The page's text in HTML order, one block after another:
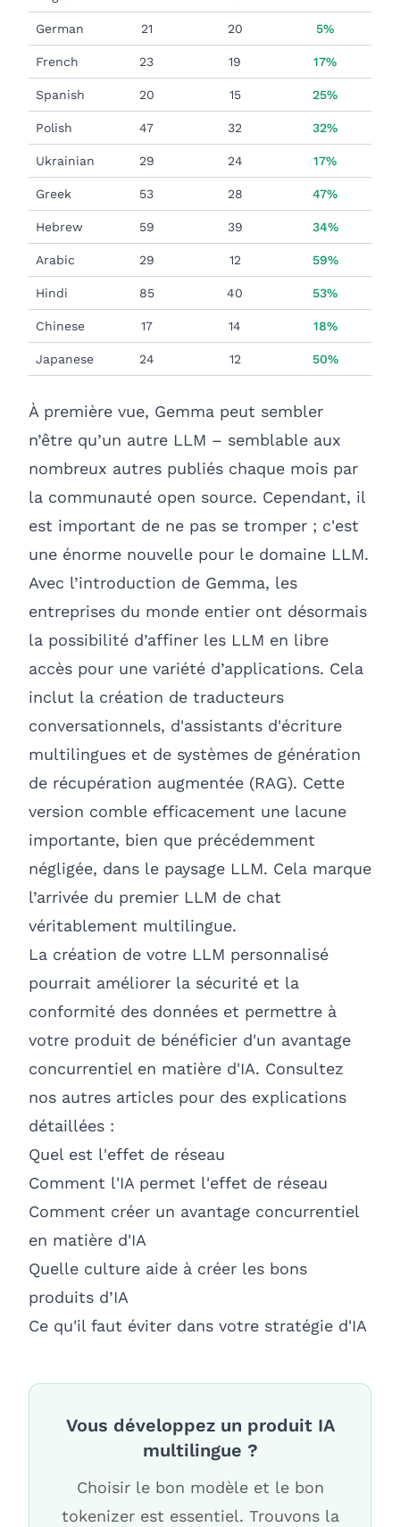
German 21 20 5%
French 23 19 17%
Spanish 20 15 25%
Polish 47 32 32%
Ukrainian 29 24 17%
Greek 53 28 47%
Hebrew 59 39 34%
Arabic 29 12 59%
Hindi 85 40 53%
Chinese 17 14 18%
Japanese 24 12 50%
À première vue, Gemma peut sembler
n’être qu’un autre LLM – semblable aux
nombreux autres publiés chaque mois par
la communauté open source. Cependant, il
est important de ne pas se tromper ; c'est
une énorme nouvelle pour le domaine LLM.
Avec l’introduction de Gemma, les
entreprises du monde entier ont désormais
la possibilité d’affiner les LLM en libre
accès pour une variété d’applications. Cela
inclut la création de traducteurs
conversationnels, d'assistants d'écriture
multilingues et de systèmes de génération
de récupération augmentée (RAG). Cette
version comble efficacement une lacune
importante, bien que précédemment
négligée, dans le paysage LLM. Cela marque
l’arrivée du premier LLM de chat
véritablement multilingue.
La création de votre LLM personnalisé
pourrait améliorer la sécurité et la
conformité des données et permettre à
votre produit de bénéficier d'un avantage
concurrentiel en matière d'IA. Consultez
nos autres articles pour des explications
détaillées :
Quel est l'effet de réseau
Comment l'IA permet l'effet de réseau
Comment créer un avantage concurrentiel
en matière d'IA
Quelle culture aide à créer les bons
produits d’IA
Ce qu'il faut éviter dans votre stratégie d'IA
Vous développez un produit IA
multilingue ?
Choisir le bon modèle et le bon
tokenizer est essentiel. Trouvons la